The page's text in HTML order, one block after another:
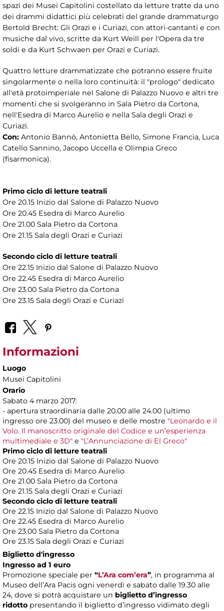
spazi dei Musei Capitolini costellato da letture tratte da uno
dei drammi didattici più celebrati del grande drammaturgo
Bertold Brecht: Gli Orazi e i Curiazi, con attori-cantanti e con
musiche dal vivo, scritte da Kurt Weill per l'Opera da tre
soldi e da Kurt Schwaen per Orazi e Curiazi.
Quattro letture drammatizzate che potranno essere fruite
singolarmente o nella loro continuità: il "prologo" dedicato
all'età protoimperiale nel Salone di Palazzo Nuovo e altri tre
momenti che si svolgeranno in Sala Pietro da Cortona,
nell'Esedra di Marco Aurelio e nella Sala degli Orazi e
Curiazi.
Con: Antonio Bannò, Antonietta Bello, Simone Francia, Luca
Catello Sannino, Jacopo Uccella e Olimpia Greco
(fisarmonica).
Primo ciclo di letture teatrali
Ore 20.15 Inizio dal Salone di Palazzo Nuovo
Ore 20.45 Esedra di Marco Aurelio
Ore 21.00 Sala Pietro da Cortona
Ore 21.15 Sala degli Orazi e Curiazi
Secondo ciclo di letture teatrali
Ore 22.15 Inizio dal Salone di Palazzo Nuovo
Ore 22.45 Esedra di Marco Aurelio
Ore 23.00 Sala Pietro da Cortona
Ore 23.15 Sala degli Orazi e Curiazi
Informazioni
Luogo
Musei Capitolini
Orario
Sabato 4 marzo 2017:
- apertura straordinaria dalle 20.00 alle 24.00 (ultimo
ingresso ore 23.00) del museo e delle mostre "Leonardo e il
Volo. Il manoscritto originale del Codice e un’esperienza
multimediale e 3D" e "L’Annunciazione di El Greco"
Primo ciclo di letture teatrali
Ore 20.15 Inizio dal Salone di Palazzo Nuovo
Ore 20.45 Esedra di Marco Aurelio
Ore 21.00 Sala Pietro da Cortona
Ore 21.15 Sala degli Orazi e Curiazi
Secondo ciclo di letture teatrali
Ore 22.15 Inizio dal Salone di Palazzo Nuovo
Ore 22.45 Esedra di Marco Aurelio
Ore 23.00 Sala Pietro da Cortona
Ore 23.15 Sala degli Orazi e Curiazi
Biglietto d'ingresso
Ingresso ad 1 euro
Promozione speciale per “L’Ara com’era”, in programma al
Museo dell’Ara Pacis ogni venerdì e sabato dalle 19.30 alle
24, dove si potrà acquistare un biglietto d’ingresso
ridotto presentando il biglietto d’ingresso vidimato degli